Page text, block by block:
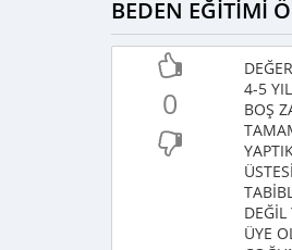
BEDEN EĞİTİMİ
0
4-5
BOŞ
ÜYE